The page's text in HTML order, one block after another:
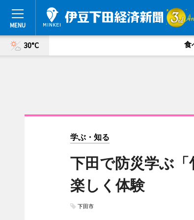
30°C 食
学ぶ・知る
下田で防災学ぶ
楽しく体験
下田市